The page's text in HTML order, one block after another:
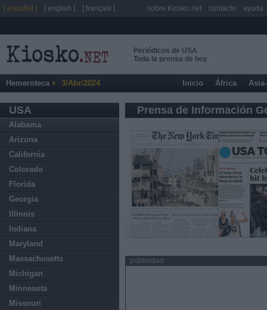
Periódicos de USA
Toda la prensa de hoy
Hemeroteca 3/Abr/2024 Inicio África
USA
Alabama
Arizona
California
Colorado
Florida
Georgia
Illinois
Indiana
Maryland
Massachusetts
Michigan
Minnesota
Missouri
Prensa de Información
publicidad
[ español ] [ english ] [ français ] sobre Kiosko.net contacto ayuda